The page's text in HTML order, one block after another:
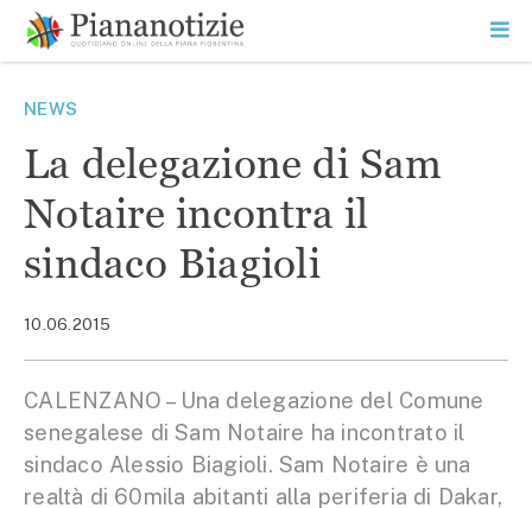
contenuto
SEARCH
NEWS
La delegazione di Sam
Notaire incontra il
sindaco Biagioli
10.06.2015
CALENZANO – Una delegazione del Comune
senegalese di Sam Notaire ha incontrato il
sindaco Alessio Biagioli. Sam Notaire è una
realtà di 60mila abitanti alla periferia di Dakar,